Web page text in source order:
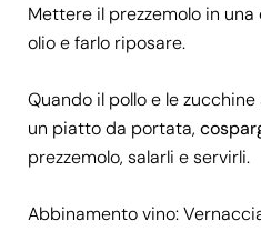
Mettere il prezzemolo in
olio e farlo riposare.
Quando il pollo e le
un piatto da portata,
prezzemolo, salarli e servirli.
Abbinamento vino: